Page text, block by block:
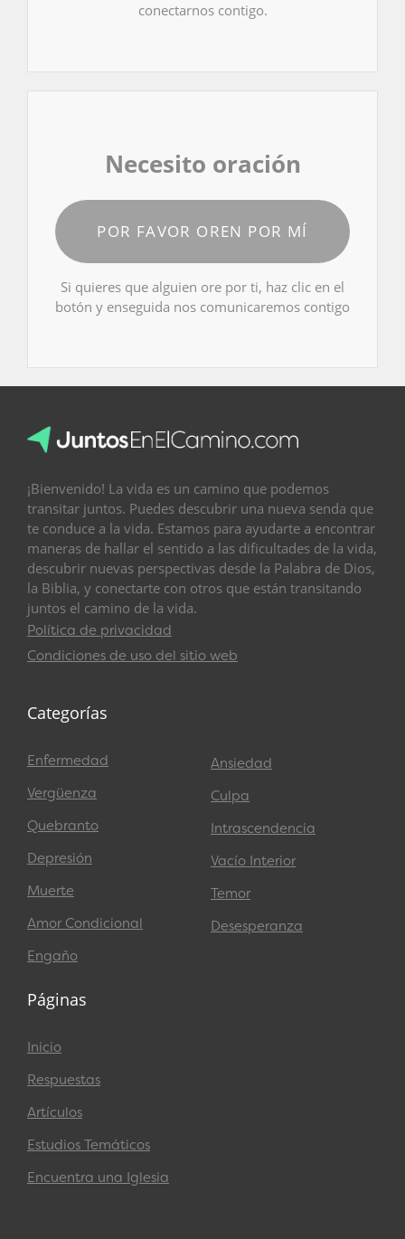
conectarnos contigo.
Necesito oración
POR FAVOR OREN POR MÍ
Si quieres que alguien ore por ti, haz clic en el
botón y enseguida nos comunicaremos contigo
¡Bienvenido! La vida es un camino que podemos
transitar juntos. Puedes descubrir una nueva senda que
te conduce a la vida. Estamos para ayudarte a encontrar
maneras de hallar el sentido a las dificultades de la vida,
descubrir nuevas perspectivas desde la Palabra de Dios,
la Biblia, y conectarte con otros que están transitando
juntos el camino de la vida.
Política de privacidad
Condiciones de uso del sitio web
Categorías
Enfermedad
Vergüenza
Quebranto
Depresión
Muerte
Amor Condicional
Engaño
Ansiedad
Culpa
Intrascendencia
Vacío Interior
Temor
Desesperanza
Páginas
Inicio
Respuestas
Artículos
Estudios Temáticos
Encuentra una Iglesia